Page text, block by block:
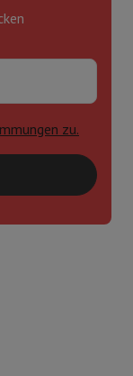
zu.